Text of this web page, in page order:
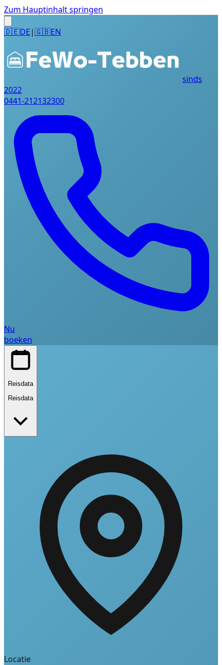
Zum Hauptinhalt springen
🇩🇪DE|🇬🇧EN
sinds
2022
0441-212132300
Nu
boeken
Reisdata
Reisdata
Locatie